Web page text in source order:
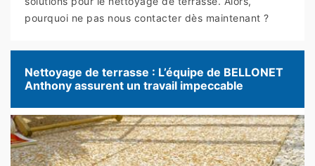
pourquoi ne pas nous contacter dès maintenant ?
Nettoyage de terrasse : L’équipe de BELLONET
Anthony assurent un travail impeccable